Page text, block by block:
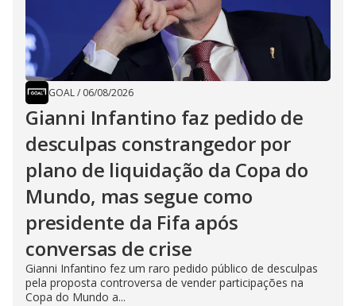
GOAL/ 06/08/2026
Gianni Infantino faz pedido de
desculpas constrangedor por
plano de liquidação da Copa do
Mundo, mas segue como
presidente da Fifa após
conversas de crise
Gianni Infantino fez um raro pedido público de desculpas
pela proposta controversa de vender participações na
Copa do Mundo a...